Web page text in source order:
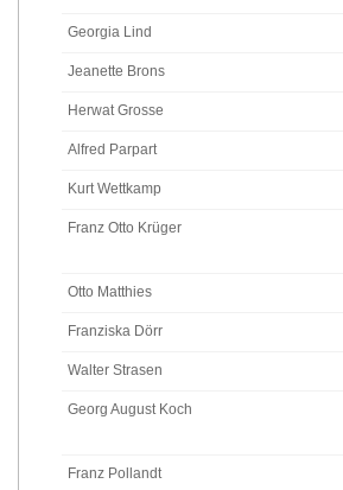
Georgia Lind
Jeanette Brons
Herwat Grosse
Alfred Parpart
Kurt Wettkamp
Franz Otto Krüger
Otto Matthies
Franziska Dörr
Walter Strasen
Georg August Koch
Franz Pollandt